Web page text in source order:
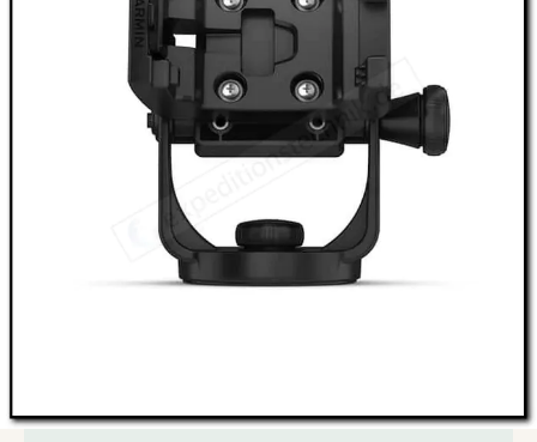
Garmin Schraubhalterung für Montana 7-Serie
zur Montage mit Schrauben
offenes Kabel für Strom, Daten und Audio
Lieferzeit: auf Lager